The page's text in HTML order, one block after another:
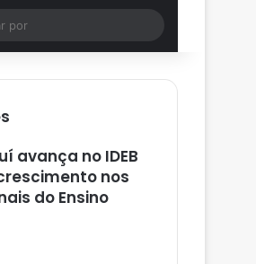
por
avança no IDEB
nos
do Ensino